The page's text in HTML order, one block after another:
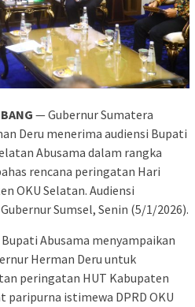
— Gubernur Sumatera
Deru menerima audiensi Bupati
Abusama dalam rangka
rencana peringatan Hari
OKU Selatan. Audiensi
Sumsel, Senin (5/1/2026).
Abusama menyampaikan
Herman Deru untuk
peringatan HUT Kabupaten
paripurna istimewa DPRD OKU